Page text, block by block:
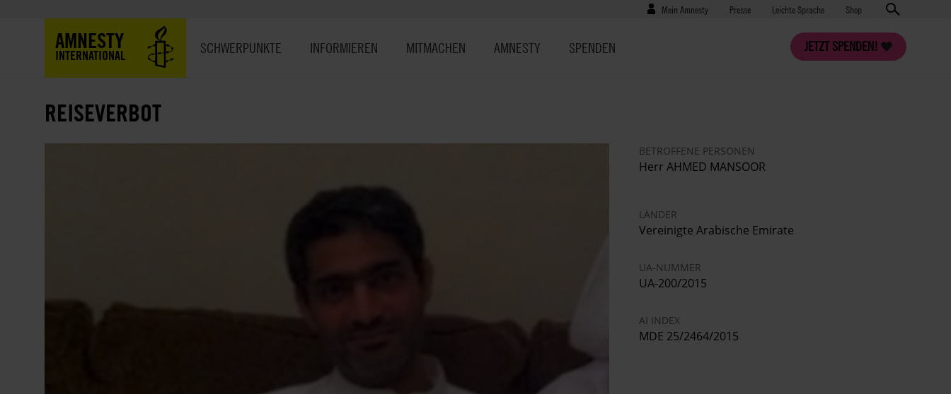
Benutzermenü
Mein Amnesty Presse
Presse Leichte Sprache Shop
AMNESTY
INTERNATIONAL
JETZT SPENDEN!
SCHWERPUNKTE INFORMIEREN MITMACHEN AMNESTY SPENDEN
REISEVERBOT
BETROFFENE PERSONEN
Herr AHMED MANSOOR
LÄNDER
Vereinigte Arabische Emirate
UA-NUMMER
UA-200/2015
AI INDEX
MDE 25/2464/2015